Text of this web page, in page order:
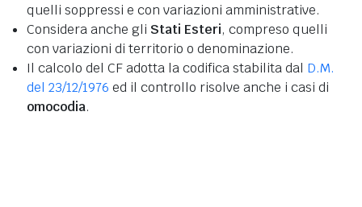
quelli soppressi e con variazioni amministrative.
Considera anche gli Stati Esteri, compreso quelli
con variazioni di territorio o denominazione.
Il calcolo del CF adotta la codifica stabilita dal D.M.
del 23/12/1976 ed il controllo risolve anche i casi di
omocodia.